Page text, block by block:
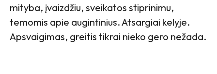
mityba, įvaizdžiu, sveikatos stiprinimu,
temomis apie augintinius. Atsargiai kelyje.
Apsvaigimas, greitis tikrai nieko gero nežada.